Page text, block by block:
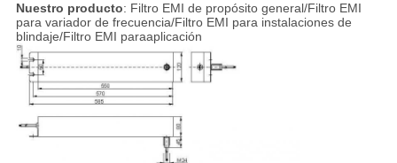
Nuestro producto: Filtro EMI de propósito general/Filtro EMI
para variador de frecuencia/Filtro EMI para instalaciones de
blindaje/Filtro EMI paraaplicación